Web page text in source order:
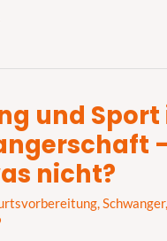
und Sport
nicht?
,Schwanger,